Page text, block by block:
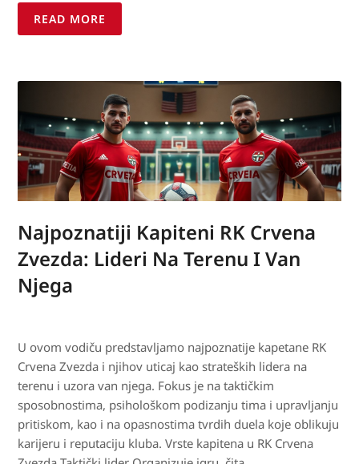
READ MORE
Najpoznatiji Kapiteni RK Crvena
Zvezda: Lideri Na Terenu I Van
Njega
U ovom vodiču predstavljamo najpoznatije kapetane RK
Crvena Zvezda i njihov uticaj kao strateških lidera na
terenu i uzora van njega. Fokus je na taktičkim
sposobnostima, psihološkom podizanju tima i upravljanju
pritiskom, kao i na opasnostima tvrdih duela koje oblikuju
karijeru i reputaciju kluba. Vrste kapitena u RK Crvena